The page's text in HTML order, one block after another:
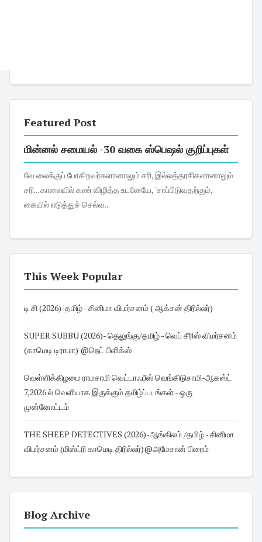
Featured Post
மின்னல் சமையல் -30 வகை ஸ்பெஷல் குறிப்புகள்
வே லைக்குப் போகிறவர்களானாலும் சரி, இல்லத்தரசிகளானாலும்
சரி... காலையில் கண் விழித்த உடனேயே, 'சாப்பிடுவதற்கும்,
கையில் எடுத்துச் செல்வ...
This Week Popular
டி சி (2026)-தமிழ் - சினிமா விமர்சனம் ( ஆக்சன் திரில்லர்)
SUPER SUBBU (2026)- தெலுங்கு/தமிழ் - வெப் சீரிஸ் விமர்சனம்
(காமெடி டிராமா) @நெட் பிளிக்ஸ்
வெள்ளிக்கிழமை ராமசாமி வெட்டாஃபீஸ் வெங்கிடுசாமி-ஆகஸ்ட்
7,2026 ல் வெளியாக இருக்கும் தமிழ்ப்படங்கள் - ஒரு
முன்னோட்டம்
THE SHEEP DETECTIVES (2026)-ஆங்கிலம் /தமிழ் - சினிமா
விமர்சனம் (மிஸ்ட்ரி காமெடி திரில்லர்)@அமேசான் பிரைம்
Blog Archive